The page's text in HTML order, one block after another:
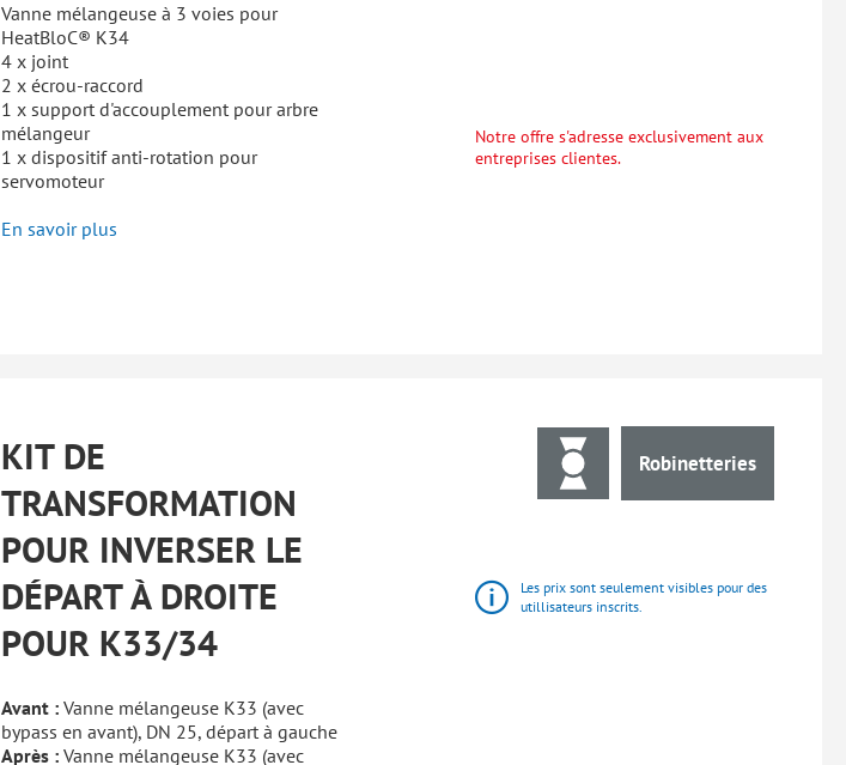
Vanne mélangeuse à 3 voies pour
HeatBloC® K34
4 x joint
2 x écrou-raccord
1 x support d'accouplement pour arbre
mélangeur
1 x dispositif anti-rotation pour
servomoteur
En savoir plus
Notre offre s'adresse exclusivement aux
entreprises clientes.
KIT DE
TRANSFORMATION
POUR INVERSER LE
DÉPART À DROITE
POUR K33/34
Avant :Vanne mélangeuse K33 (avec
bypass en avant), DN 25, départ à gauche
Après :Vanne mélangeuse K33 (avec
Robinetteries
Les prix sont seulement visibles pour des
utillisateurs inscrits.